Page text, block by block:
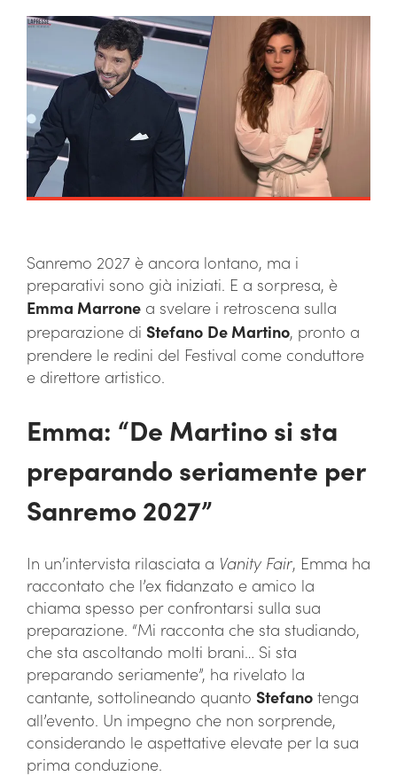
Sanremo 2027 è ancora lontano, ma i
preparativi sono già iniziati. E a sorpresa, è
Emma Marrone a svelare i retroscena sulla
preparazione di Stefano De Martino, pronto a
prendere le redini del Festival come conduttore
e direttore artistico.
Emma: “De Martino si sta
preparando seriamente per
Sanremo 2027”
In un’intervista rilasciata a Vanity Fair, Emma ha
raccontato che l’ex fidanzato e amico la
chiama spesso per confrontarsi sulla sua
preparazione. “Mi racconta che sta studiando,
che sta ascoltando molti brani… Si sta
preparando seriamente”, ha rivelato la
cantante, sottolineando quanto Stefano tenga
all’evento. Un impegno che non sorprende,
considerando le aspettative elevate per la sua
prima conduzione.